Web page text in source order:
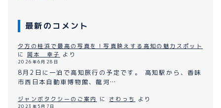
最新のコメント
夕方の桂浜で最高の写真を！写真映えする高知の魅力スポット
に 岡本 幸子 より
2026年6月28日
8月2日に一泊で高知旅行の予定です。 高知駅から、香味
市西日本自動車博物館、龍河…
ジャンボタクシーのご案内 に さわっち より
2023年5月7日